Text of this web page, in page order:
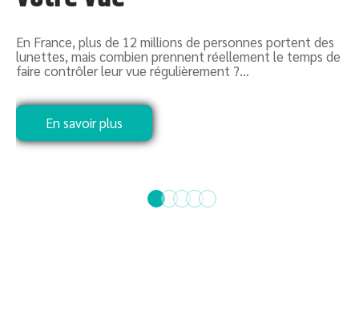
En France, plus de 12 millions de personnes portent des
lunettes, mais combien prennent réellement le temps de
faire contrôler leur vue régulièrement ?…
En savoir plus